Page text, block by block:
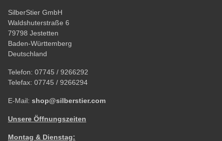
SilberStier GmbH
Waldshuterstraße 6
79798 Jestetten
Baden-Württemberg
Deutschland
Telefon: 07745 / 9266292
Telefax: 07745 / 9266294
E-Mail: shop@silberstier.com
Unsere Öffnungszeiten
Montag & Dienstag: